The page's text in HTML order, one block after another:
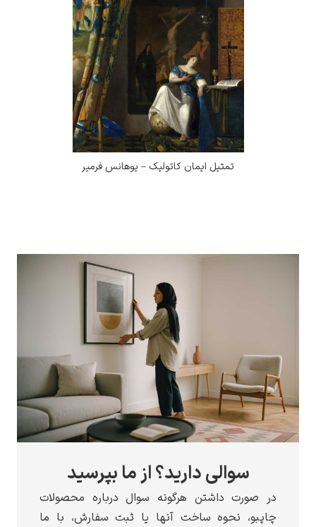
تمثیل ایمان کاتولیک – یوهانس فرمیر
سوالی دارید؟ از ما بپرسید
صورت داشتن هرگونه سوال درباره محصولات
نحوه ساخت آنها یا ثبت سفارش، با ما